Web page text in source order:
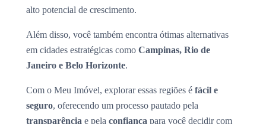
alto potencial de crescimento.
Além disso, você também encontra ótimas alternativas
em cidades estratégicas como Campinas, Rio de
Janeiro e Belo Horizonte.
Com o Meu Imóvel, explorar essas regiões é fácil e
seguro, oferecendo um processo pautado pela
transparência e pela confiança para você decidir com